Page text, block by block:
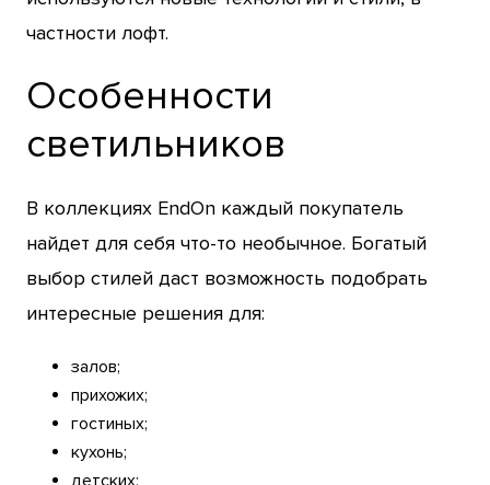
частности лофт.
Особенности
светильников
В коллекциях EndOn каждый покупатель
найдет для себя что-то необычное. Богатый
выбор стилей даст возможность подобрать
интересные решения для:
залов;
прихожих;
гостиных;
кухонь;